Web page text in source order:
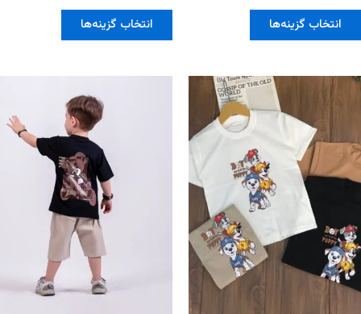
از
انتخاب گزینه‌ها
این
مختلفی
می
باشد.
گزینه
ها
ممکن
است
در
صفحه
محصول
انتخاب
از
انتخاب گزینه‌ها
این
گزینه
ها
ممکن
است
صفحه
محصول
انتخاب
شوند